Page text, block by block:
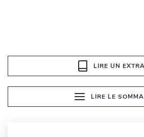
LIRE UN
LIRE LE